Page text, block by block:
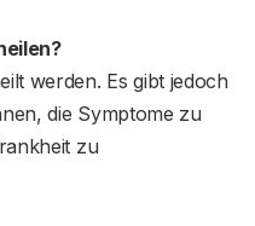
werden. Es gibt jedoch
die Symptome zu
zu